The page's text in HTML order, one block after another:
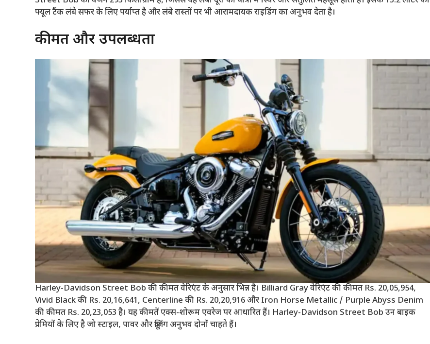
फ्यूल टैंक लंबे सफर के लिए पर्याप्त है और लंबे रास्तों पर भी आरामदायक राइडिंग का अनुभव देता है।
कीमत और उपलब्धता
Harley-Davidson Street Bob की कीमत वेरिएंट के अनुसार भिन्न है। Billiard Gray वेरिएंट की कीमत Rs. 20,05,954,
Vivid Black की Rs. 20,16,641, Centerline की Rs. 20,20,916 और Iron Horse Metallic / Purple Abyss Denim
की कीमत Rs. 20,23,053 है। यह कीमतें एक्स-शोरूम एवरेज पर आधारित हैं। Harley-Davidson Street Bob उन बाइक
प्रेमियों के लिए है जो स्टाइल, पावर और क्रूज़िंग अनुभव दोनों चाहते हैं।